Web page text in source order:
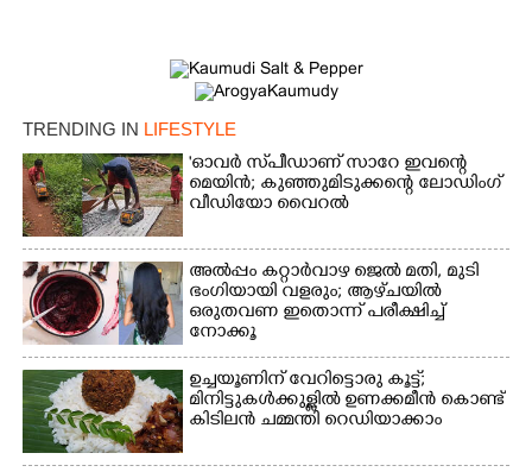
TRENDING IN LIFESTYLE
'ഓവർ സ്‌പീഡാണ് സാറേ ഇവന്റെ
മെയിൻ; കുഞ്ഞുമിടുക്കന്റെ ലോഡിംഗ്
വീഡിയോ വൈറൽ
അൽപ്പം കറ്റാർവാഴ ജെൽ മതി, മുടി
ഭംഗിയായി വളരും; ആഴ്‌ചയിൽ
ഒരുതവണ ഇതൊന്ന് പരീക്ഷിച്ച്
നോക്കൂ
ഉച്ചയൂണിന് വേറിട്ടൊരു കൂട്ട്;
മിനിട്ടുകൾക്കുള്ളിൽ ഉണക്കമീൻ കൊണ്ട്
കിടിലൻ ചമ്മന്തി റെഡിയാക്കാം